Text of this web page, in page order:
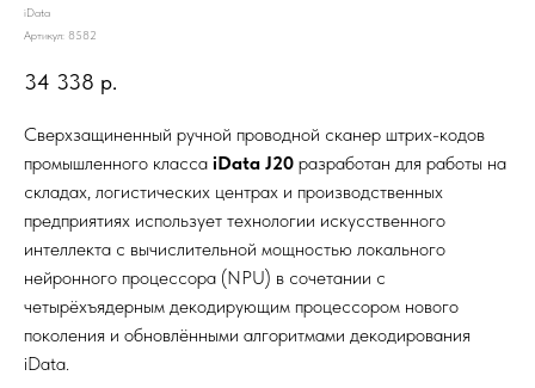
iData
Артикул: 8582
34 338 р.
Сверхзащиненный ручной проводной сканер штрих-кодов
промышленного класса iData J20 разработан для работы на
складах, логистических центрах и производственных
предприятиях использует технологии искусственного
интеллекта с вычислительной мощностью локального
нейронного процессора (NPU) в сочетании с
четырёхъядерным декодирующим процессором нового
поколения и обновлёнными алгоритмами декодирования
iData.